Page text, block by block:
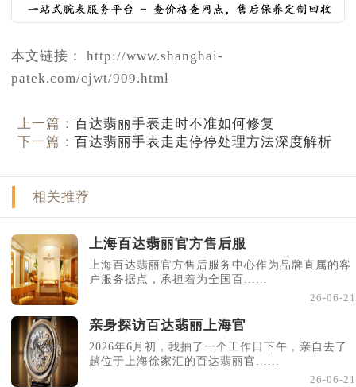
本文链接： http://www.shanghai-
patek.com/cjwt/909.html
上一篇： 百达翡丽手表走时不准如何修复
下一篇： 百达翡丽手表走走停停处理方法深度解析
相关推荐
上海百达翡丽官方售后服
上海百达翡丽官方售后服务中心作为品牌直属的客
户服务据点，承担着为全国百......
26-06-21
亲身探访百达翡丽上海官
2026年6月初，我抽了一个工作日下午，亲自去了
趟位于上海徐家汇的百达翡丽官......
26-06-21